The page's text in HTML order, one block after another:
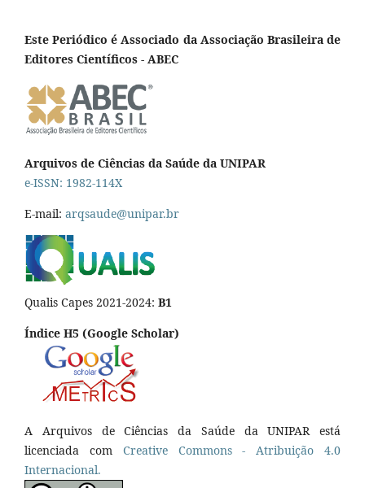
Este Periódico é Associado da Associação Brasileira de
Editores Científicos - ABEC
Arquivos de Ciências da Saúde da UNIPAR
e-ISSN: 1982-114X
E-mail: arqsaude@unipar.br
Qualis Capes 2021-2024: B1
Índice H5 (Google Scholar)
A Arquivos de Ciências da Saúde da UNIPAR está
licenciada com Creative Commons - Atribuição 4.0
Internacional.